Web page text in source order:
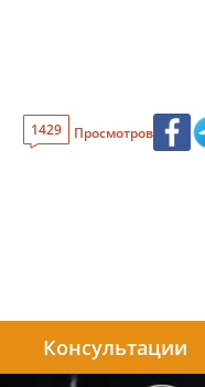
1429 Просмотров
Консультации